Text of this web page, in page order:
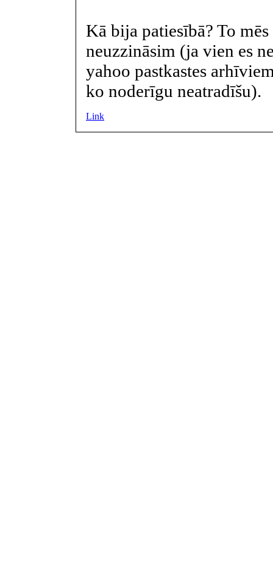
Kā bija patiesībā? To
neuzzināsim (ja vien es
yahoo pastkastes
ko noderīgu neatradīšu).
Link